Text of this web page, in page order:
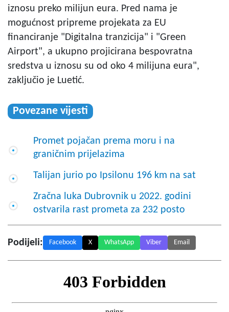
iznosu preko milijun eura. Pred nama je
mogućnost pripreme projekata za EU
financiranje "Digitalna tranzicija" i "Green
Airport", a ukupno projicirana bespovratna
sredstva u iznosu su od oko 4 milijuna eura",
zaključio je Luetić.
Povezane vijesti
Promet pojačan prema moru i na
graničnim prijelazima
Talijan jurio po Ipsilonu 196 km na sat
Zračna luka Dubrovnik u 2022. godini
ostvarila rast prometa za 232 posto
Podijeli: Facebook X WhatsApp Viber Email